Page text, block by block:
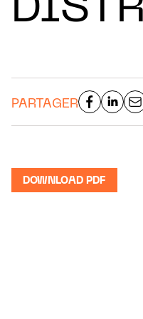
PARTAGER
DOWNLOAD PDF